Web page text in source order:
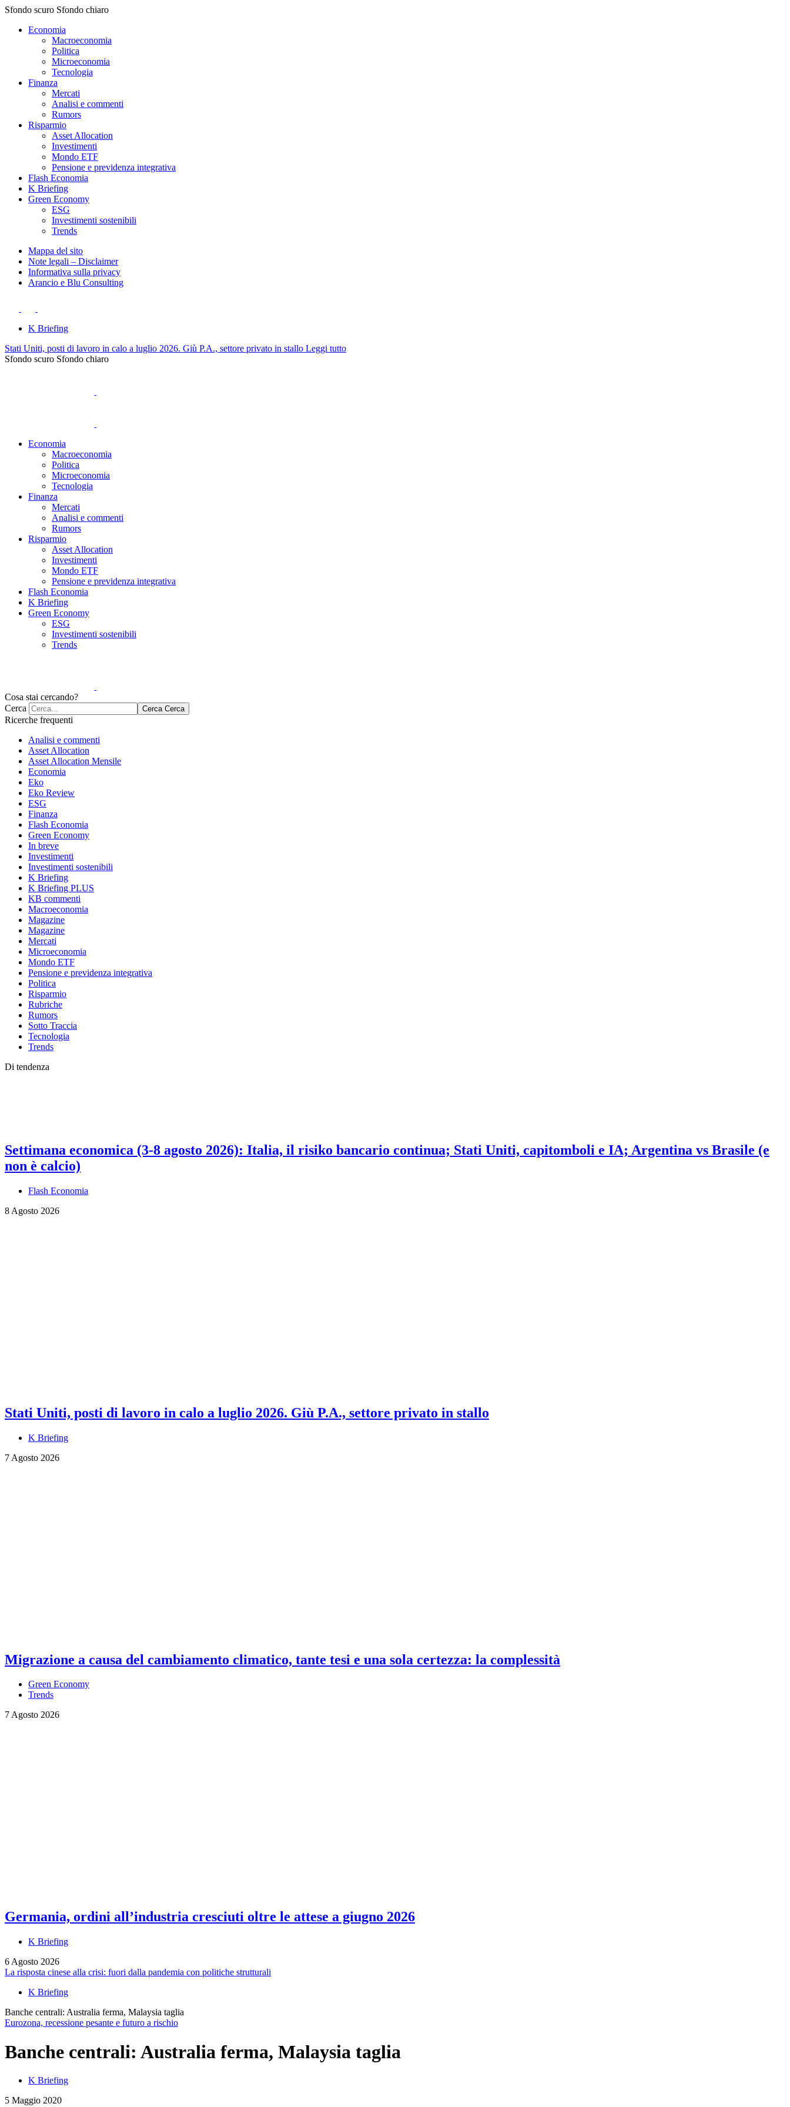
Sfondo scuro Sfondo chiaro
Economia
Macroeconomia
Politica
Microeconomia
Tecnologia
Finanza
Mercati
Analisi e commenti
Rumors
Risparmio
Asset Allocation
Investimenti
Mondo ETF
Pensione e previdenza integrativa
Flash Economia
K Briefing
Green Economy
ESG
Investimenti sostenibili
Trends
Mappa del sito
Note legali – Disclaimer
Informativa sulla privacy
Arancio e Blu Consulting
K Briefing
Stati Uniti, posti di lavoro in calo a luglio 2026. Giù P.A., settore privato in stallo Leggi tutto
Sfondo scuro Sfondo chiaro
Economia
Macroeconomia
Politica
Microeconomia
Tecnologia
Finanza
Mercati
Analisi e commenti
Rumors
Risparmio
Asset Allocation
Investimenti
Mondo ETF
Pensione e previdenza integrativa
Flash Economia
K Briefing
Green Economy
ESG
Investimenti sostenibili
Trends
Cosa stai cercando?
Cerca
Cerca Cerca
Ricerche frequenti
Analisi e commenti
Asset Allocation
Asset Allocation Mensile
Economia
Eko
Eko Review
ESG
Finanza
Flash Economia
Green Economy
In breve
Investimenti
Investimenti sostenibili
K Briefing
K Briefing PLUS
KB commenti
Macroeconomia
Magazine
Magazine
Mercati
Microeconomia
Mondo ETF
Pensione e previdenza integrativa
Politica
Risparmio
Rubriche
Rumors
Sotto Traccia
Tecnologia
Trends
Di tendenza
Settimana economica (3-8 agosto 2026): Italia, il risiko bancario continua; Stati Uniti, capitomboli e IA; Argentina vs Brasile (e
non è calcio)
Flash Economia
8 Agosto 2026
Stati Uniti, posti di lavoro in calo a luglio 2026. Giù P.A., settore privato in stallo
K Briefing
7 Agosto 2026
Migrazione a causa del cambiamento climatico, tante tesi e una sola certezza: la complessità
Green Economy
Trends
7 Agosto 2026
Germania, ordini all’industria cresciuti oltre le attese a giugno 2026
K Briefing
6 Agosto 2026
La risposta cinese alla crisi: fuori dalla pandemia con politiche strutturali
K Briefing
Banche centrali: Australia ferma, Malaysia taglia
Eurozona, recessione pesante e futuro a rischio
Banche centrali: Australia ferma, Malaysia taglia
K Briefing
5 Maggio 2020